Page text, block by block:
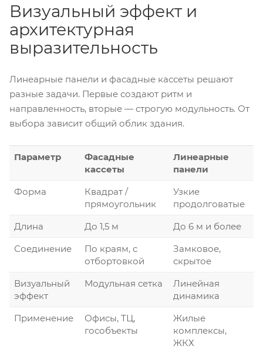
Визуальный эффект и
архитектурная
выразительность
Линеарные панели и фасадные кассеты решают
разные задачи. Первые создают ритм и
направленность, вторые — строгую модульность. От
выбора зависит общий облик здания.
Параметр
Фасадные
кассеты
Линеарные
панели
Форма
Квадрат /
прямоугольник
Узкие
продолговатые
Длина
До 1,5 м
До 6 м и более
Соединение
По краям, с
отбортовкой
Замковое,
скрытое
Визуальный
эффект
Модульная сетка
Линейная
динамика
Применение
Офисы, ТЦ,
гособъекты
Жилые
комплексы,
ЖКХ